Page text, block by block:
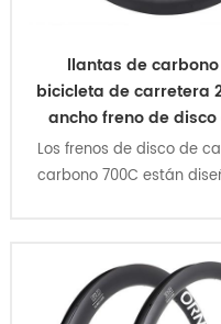
llantas de carbono
bicicleta de carretera
ancho freno de
Los frenos de disco de
carbono 700C están
de profundidad
25/36/40/45/50/55/